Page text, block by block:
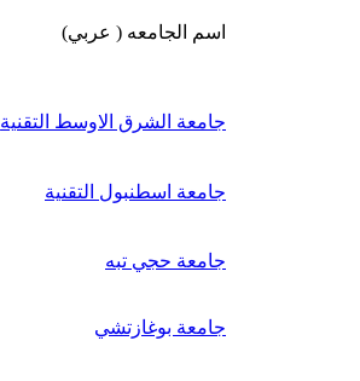
اسم الجامعه ( عربي)
جامعة الشرق الاوسط التقنية
جامعة اسطنبول التقنية
جامعة حجي تبه
جامعة بوغازتشي